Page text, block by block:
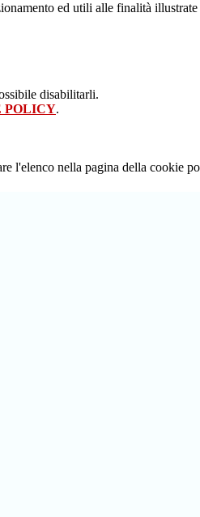
ed utili alle finalità illustrate
disabilitarli.
POLICY.
l'elenco nella pagina della cookie